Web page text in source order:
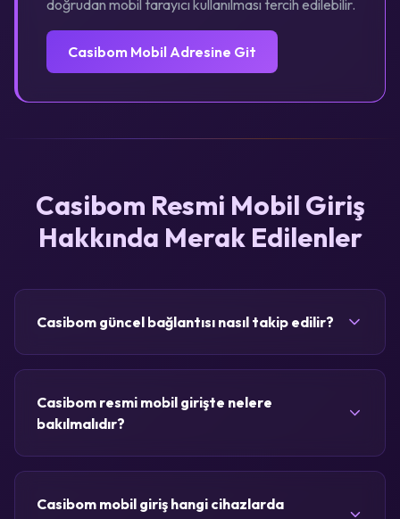
doğrudan mobil tarayıcı kullanılması tercih edilebilir.
Casibom Mobil Adresine Git
Casibom Resmi Mobil Giriş
Hakkında Merak Edilenler
Casibom güncel bağlantısı nasıl takip edilir?
Casibom resmi mobil girişte nelere
bakılmalıdır?
Casibom mobil giriş hangi cihazlarda